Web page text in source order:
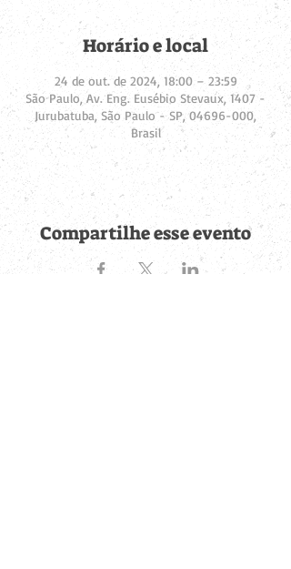
Horário e local
24 de out. de 2024, 18:00 – 23:59
São Paulo, Av. Eng. Eusébio Stevaux, 1407 -
Jurubatuba, São Paulo - SP, 04696-000,
Brasil
Compartilhe esse evento